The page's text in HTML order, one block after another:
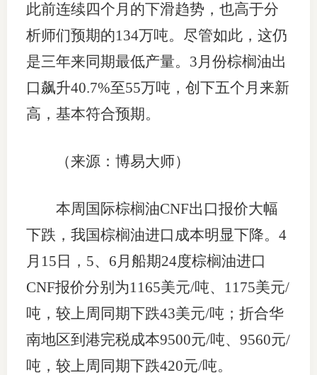
此前连续四个月的下滑趋势，也高于分
析师们预期的134万吨。尽管如此，这仍
是三年来同期最低产量。3月份棕榈油出
口飙升40.7%至55万吨，创下五个月来新
高，基本符合预期。
（来源：博易大师）
本周国际棕榈油CNF出口报价大幅
下跌，我国棕榈油进口成本明显下降。4
月15日，5、6月船期24度棕榈油进口
CNF报价分别为1165美元/吨、1175美元/
吨，较上周同期下跌43美元/吨；折合华
南地区到港完税成本9500元/吨、9560元/
吨，较上周同期下跌420元/吨。